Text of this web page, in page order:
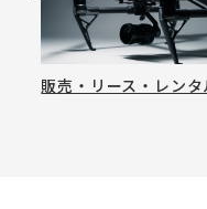
販売・リース・レンタ